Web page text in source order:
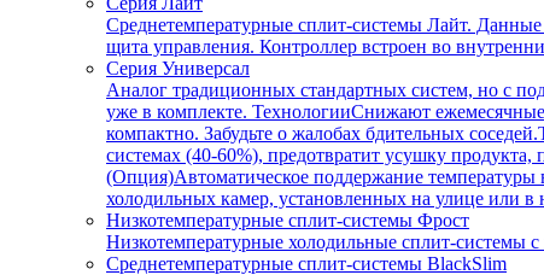
Среднетемпературные сплит-системы Лайт.
щита управления. Контроллер встроен во
Серия Универсал
Аналог традиционных стандартных систем, но с
уже в комплекте. ТехнологииСнижают
компактно. Забудьте о жалобах бдительных
системах (40-60%), предотвратит усушку
(Опция)Автоматическое поддержание
холодильных камер, установленных на улице или
Низкотемпературные сплит-системы Фрост
Низкотемпературные холодильные сплит-
Среднетемпературные сплит-системы BlackSlim